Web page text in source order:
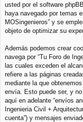
usted por el software
haya navegado por temas
MOSingenieros” y se
objeto de optimizar su
Además podemos crear
navega por “Tu Foro de
las cuales exceden el
refiere a las páginas
mediante la que
envía. Esto puede ser, y
aquí en adelante “envíos
Ingenieria Civil +
cuenta”) y mensajes